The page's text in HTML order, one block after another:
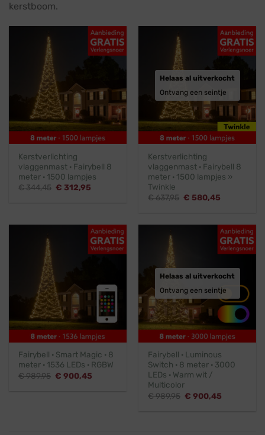
kerstboom.
Kerstverlichting
vlaggenmast · Fairybell 8
meter · 1500 lampjes
€344,45 Oorspronkelijke
€ 312,95
Helaas al uitverkocht
Ontvang een seintje
Kerstverlichting
vlaggenmast · Fairybell 8
meter · 1500 lampjes »
Twinkle
€637,95 Oorspronkelijke
€ 580,45
Fairybell · Smart Magic · 8
meter · 1536 LEDs · RGBW
€989,95 Oorspronkelijke
€ 900,45
Helaas al uitverkocht
Ontvang een seintje
Fairybell · Luminous
Switch · 8 meter · 3000
LEDs · Warm wit /
Multicolor
€989,95 Oorspronkelijke
€ 900,45